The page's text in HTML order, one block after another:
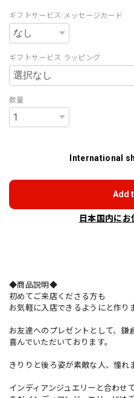
ギフトサービス:メッセージカード
ギフトサービス ラッピング
数量
International
Add
日本国内に
◆商品説明◆
初めてご来店くださる方も
お気軽に入店できるようにと作り
お友達へのプレゼントとして、鎌
喜んでいただいております。
きりりと後ろ姿が素敵な人、憧れ
インディアンジュエリーと合わせ